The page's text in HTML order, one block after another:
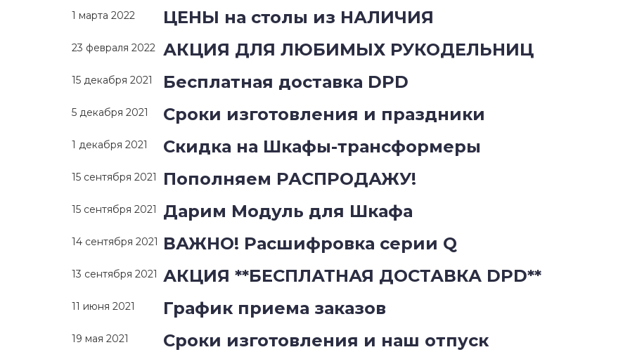
1 марта 2022 ЦЕНЫ на столы из НАЛИЧИЯ
23 февраля 2022 АКЦИЯ ДЛЯ ЛЮБИМЫХ РУКОДЕЛЬНИЦ
15 декабря 2021 Бесплатная доставка DPD
5 декабря 2021 Сроки изготовления и праздники
1 декабря 2021 Скидка на Шкафы-трансформеры
15 сентября 2021 Пополняем РАСПРОДАЖУ!
15 сентября 2021 Дарим Модуль для Шкафа
14 сентября 2021 ВАЖНО! Расшифровка серии Q
13 сентября 2021 АКЦИЯ **БЕСПЛАТНАЯ ДОСТАВКА DPD**
11 июня 2021 График приема заказов
19 мая 2021 Сроки изготовления и наш отпуск